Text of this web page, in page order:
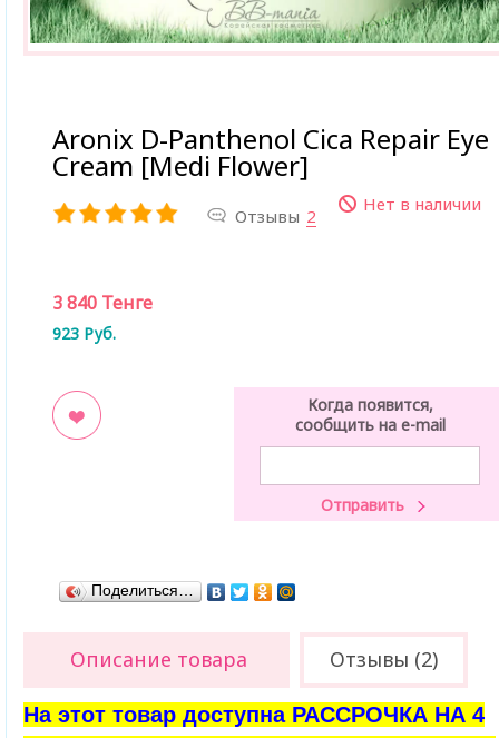
Aronix D-Panthenol Cica Repair Eye
Cream [Medi Flower]
Отзывы 2
Нет в наличии
3 840 Тенге
923 Руб.
Когда появится,
сообщить на e-mail
Поделиться…
Описание товара Отзывы (2)
На этот товар доступна РАССРОЧКА НА 4